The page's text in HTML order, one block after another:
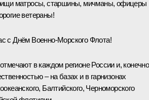
матросы, старшины, мичманы, офицеры
ветераны!
с Днём Военно-Морского Флота!
в каждом регионе России и,
– на базах и в гарнизонах
Балтийского, Черноморского